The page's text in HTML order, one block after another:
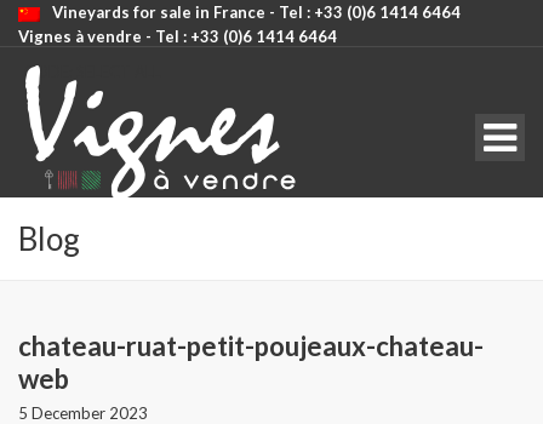
Vineyards for sale in France - Tel : +33 (0)6 1414 6464
Vignes à vendre - Tel : +33 (0)6 1414 6464
CODE: SELECT ALL
Blog
chateau-ruat-petit-poujeaux-chateau-
web
5 December 2023